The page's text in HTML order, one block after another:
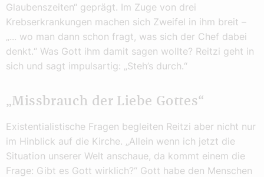
Glaubenszeiten“ geprägt. Im Zuge von drei
Krebserkrankungen machen sich Zweifel in ihm breit –
„... wo man dann schon fragt, was sich der Chef dabei
denkt.“ Was Gott ihm damit sagen wollte? Reitzi geht in
sich und sagt impulsartig: „Steh’s durch.“
„Missbrauch der Liebe Gottes“
Existentialistische Fragen begleiten Reitzi aber nicht nur
im Hinblick auf die Kirche. „Allein wenn ich jetzt die
Situation unserer Welt anschaue, da kommt einem die
Frage: Gibt es Gott wirklich?“ Gott habe den Menschen